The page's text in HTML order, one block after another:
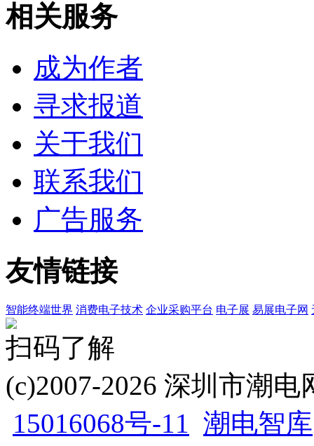
相关服务
成为作者
寻求报道
关于我们
联系我们
广告服务
友情链接
智能终端世界 消费电子技术 企业采购平台 电子展 易展电子网
扫码了解
(c)2007-2026 深圳市潮
15016068号-11 潮电智库